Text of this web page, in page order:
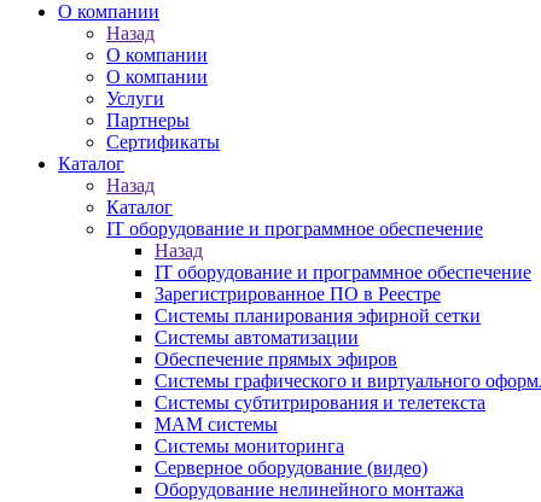
О компании
Назад
О компании
О компании
Услуги
Партнеры
Сертификаты
Каталог
Назад
Каталог
IT оборудование и программное обеспечение
Назад
IT оборудование и программное обеспечение
Зарегистрированное ПО в Реестре
Системы планирования эфирной сетки
Системы автоматизации
Обеспечение прямых эфиров
Системы графического и виртуального
Системы субтитрирования и телетекста
MAM системы
Системы мониторинга
Серверное оборудование (видео)
Оборудование нелинейного монтажа